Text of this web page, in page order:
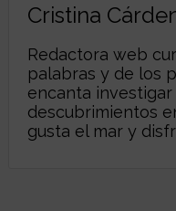
Cristina
Redactora web
palabras y de los
encanta
descubrimientos
gusta el mar y